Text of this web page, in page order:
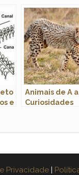
Habitat e
e
Animais de A a
Curiosidades
Privacidade